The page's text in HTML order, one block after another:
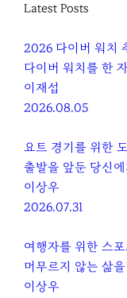
Latest Posts
2026 다이버 워치
다이버 워치를 한
이재섭
2026.08.05
요트 경기를 위한
출발을 앞둔 당신에
이상우
2026.07.31
여행자를 위한 스
머무르지 않는 삶
이상우